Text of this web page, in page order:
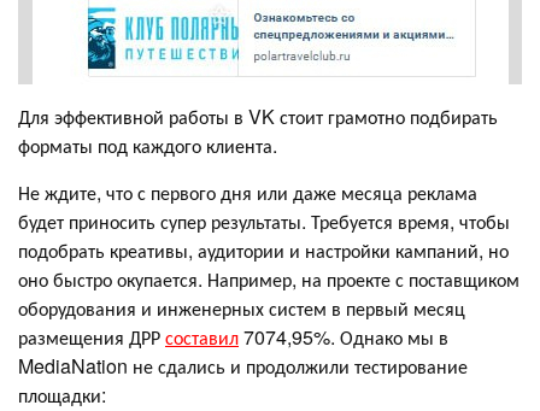
Для эффективной работы в VK стоит грамотно подбирать
форматы под каждого клиента.
Не ждите, что с первого дня или даже месяца реклама
будет приносить супер результаты. Требуется время, чтобы
подобрать креативы, аудитории и настройки кампаний, но
оно быстро окупается. Например, на проекте с поставщиком
оборудования и инженерных систем в первый месяц
размещения ДРРсоставил7074,95%. Однако мы в
MediaNation не сдались и продолжили тестирование
площадки: